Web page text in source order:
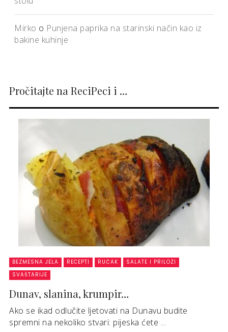
Mirko o Punjena paprika na starinski način kao iz
bakine kuhinje
Pročitajte na ReciPeci i …
BEZMESNA JELA RECEPTI RUČAK
SALATE I PRILOZI
SVAŠTARIJE
Dunav, slanina, krumpir…
Ako se ikad odlučite ljetovati na Dunavu budite
spremni na nekoliko stvari: pijeska ćete ...